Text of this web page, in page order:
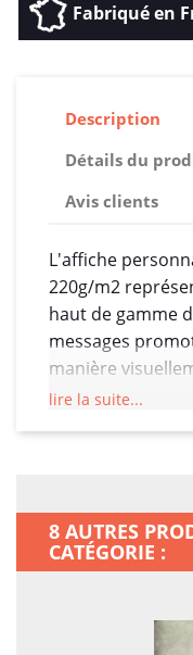
Fabriqué en
Description
Détails du
Avis clients
L'affiche
220g/m2
haut de gamme
messages
manière
de qualité
220g/m2, cet
une robustesse
exceptionnelle.
supplémentaire,
lire la suite...
8 AUTRES
CATÉGORIE :